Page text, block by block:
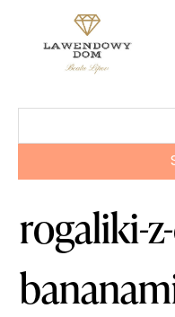
rogaliki-